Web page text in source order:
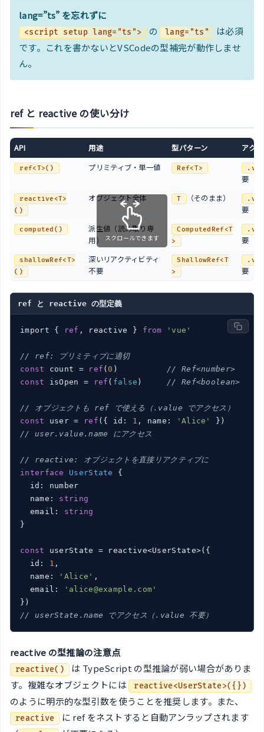
lang=”ts” を忘れずに
<script setup lang="ts"> の lang="ts"
は必須
です。これを書かないとVSCodeの型補完が動作しませ
ん。
ref と reactive の使い分け
API 用途 型パターン アク
ref<T>() プリミティブ・単一値 Ref<T>
要
reactive<T>
()
オブジェクト全体 T （そのまま）
要
computed()
派生値（読み取り専
用）
ComputedRef<T
>
要
shallowRef<T>
()
深いリアクティビティ
不要
ShallowRef<T
>
要
スクロールできます
ref と reactive の型定義
import { ref , reactive } from 'vue'
// ref: プリミティブに適切
const count = ref (0 ) // Ref<number>
const isOpen = ref ( false ) // Ref<boolean>
// オブジェクトも ref で使える（.value でアクセス）
const user = ref ({ id: 1 , name: 'Alice'
// user.value.name にアクセス
// reactive: オブジェクトを直接リアクティブに
interface
UserState
{
  id: number
  name:
string
  email:
string
}
const userState = reactive<UserState>({
  id:
1 ,
  name:
'Alice' ,
  email:
'alice@example.com'
// userState.name でアクセス（.value 不要）
reactive の型推論の注意点
reactive()
は TypeScript の型推論が弱い場合がありま
す。複雑なオブジェクトには
reactive<UserState>({})
のように明示的な型引数を使うことを推奨します。また、
reactive
に ref をネストすると自動アンラップされます